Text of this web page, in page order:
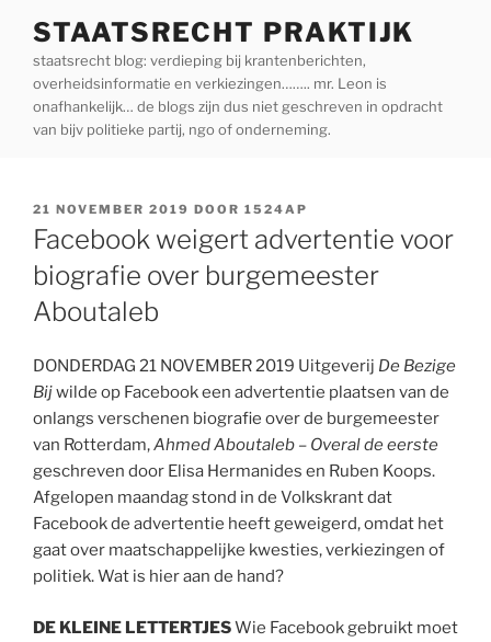
inhoud
STAATSRECHT PRAKTIJK
staatsrecht blog: verdieping bij krantenberichten,
overheidsinformatie en verkiezingen…….. mr. Leon is
onafhankelijk… de blogs zijn dus niet geschreven in opdracht
van bijv politieke partij, ngo of onderneming.
GEPLAATST
OP
21 NOVEMBER 2019 DOOR 1524AP
Facebook weigert advertentie voor
biografie over burgemeester
Aboutaleb
DONDERDAG 21 NOVEMBER 2019 Uitgeverij De Bezige
Bijwilde op Facebook een advertentie plaatsen van de
onlangs verschenen biografie over de burgemeester
van Rotterdam,Ahmed Aboutaleb – Overal de eerste
geschreven door Elisa Hermanides en Ruben Koops.
Afgelopen maandag stond in de Volkskrant dat
Facebook de advertentie heeft geweigerd, omdat het
gaat over maatschappelijke kwesties, verkiezingen of
politiek. Wat is hier aan de hand?
DE KLEINE LETTERTJESWie Facebook gebruikt moet